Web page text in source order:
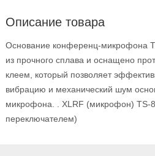
Описание товара
Основание конференц-микрофона
из прочного сплава и оснащено
клеем, который позволяет
вибрацию и механический шум
микрофона. . XLRF (микрофон) TS-
переключателем)